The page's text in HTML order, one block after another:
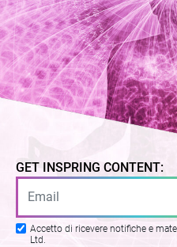
GET INSPRING CONTENT:
Accetto di ricevere notifiche e
Ltd.